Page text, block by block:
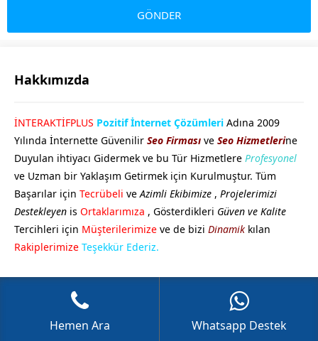
Hakkımızda
İNTERAKTİFPLUS Pozitif İnternet Çözümleri Adına 2009
Yılında İnternette Güvenilir Seo Firması ve Seo Hizmetlerine
Duyulan ihtiyacı Gidermek ve bu Tür Hizmetlere Profesyonel
ve Uzman bir Yaklaşım Getirmek için Kurulmuştur. Tüm
Başarılar için Tecrübeli veAzimli Ekibimize , Projelerimizi
Destekleyen is Ortaklarımıza , Gösterdikleri Güven ve Kalite
Tercihleri için Müşterilerimize ve de bizi Dinamik kılan
Rakiplerimize Teşekkür Ederiz.
GÖKHAN GÖKMEN
Hemen Ara Whatsapp Destek